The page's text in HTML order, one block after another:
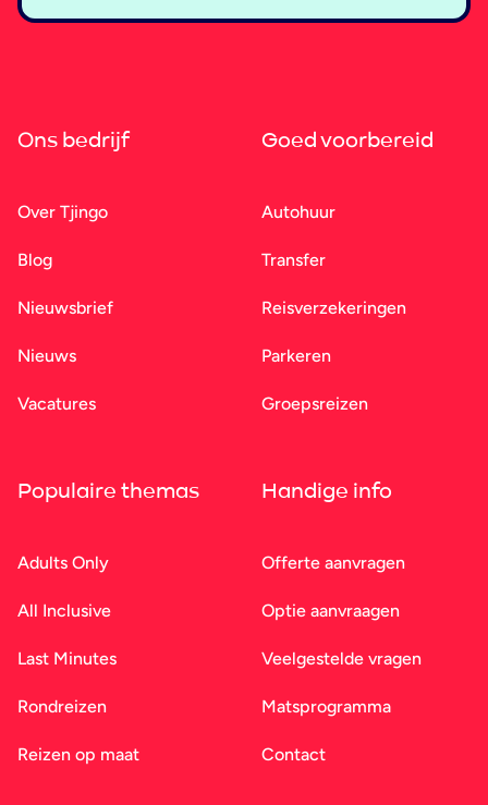
Ons bedrijf
Over Tjingo
Blog
Nieuwsbrief
Nieuws
Vacatures
Goed voorbereid
Autohuur
Transfer
Reisverzekeringen
Parkeren
Groepsreizen
Populaire themas
Adults Only
All Inclusive
Last Minutes
Rondreizen
Reizen op maat
Handige info
Offerte aanvragen
Optie aanvraagen
Veelgestelde vragen
Matsprogramma
Contact